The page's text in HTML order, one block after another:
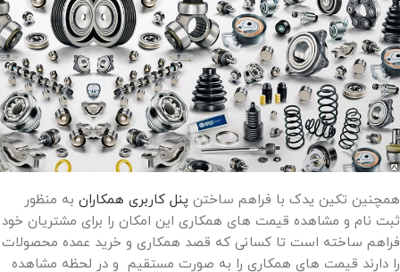
همچنین تکین یدک با فراهم ساختن پنل کاربری همکاران به منظور
ثبت نام و مشاهده قیمت های همکاری این امکان را برای مشتریان خود
فراهم ساخته است تا کسانی که قصد همکاری و خرید عمده محصولات
را دارند قیمت های همکاری را به صورت مستقیم و در لحظه مشاهده